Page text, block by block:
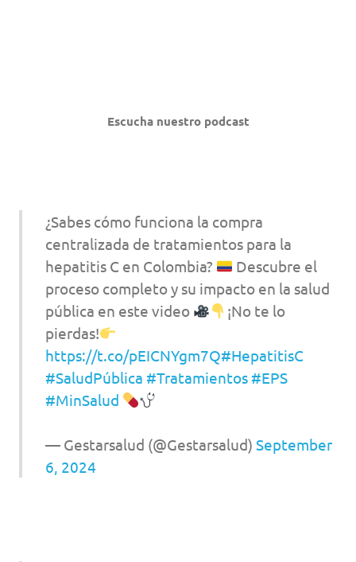
Escucha nuestro podcast
¿Sabes cómo funciona la compra
centralizada de tratamientos para la
hepatitis C en Colombia?
Descubre el
proceso completo y su impacto en la salud
pública en este video
¡No te lo
pierdas!
https://t.co/pEICNYgm7Q#HepatitisC
#SaludPública #Tratamientos #EPS
#MinSalud
— Gestarsalud (@Gestarsalud) September
6, 2024